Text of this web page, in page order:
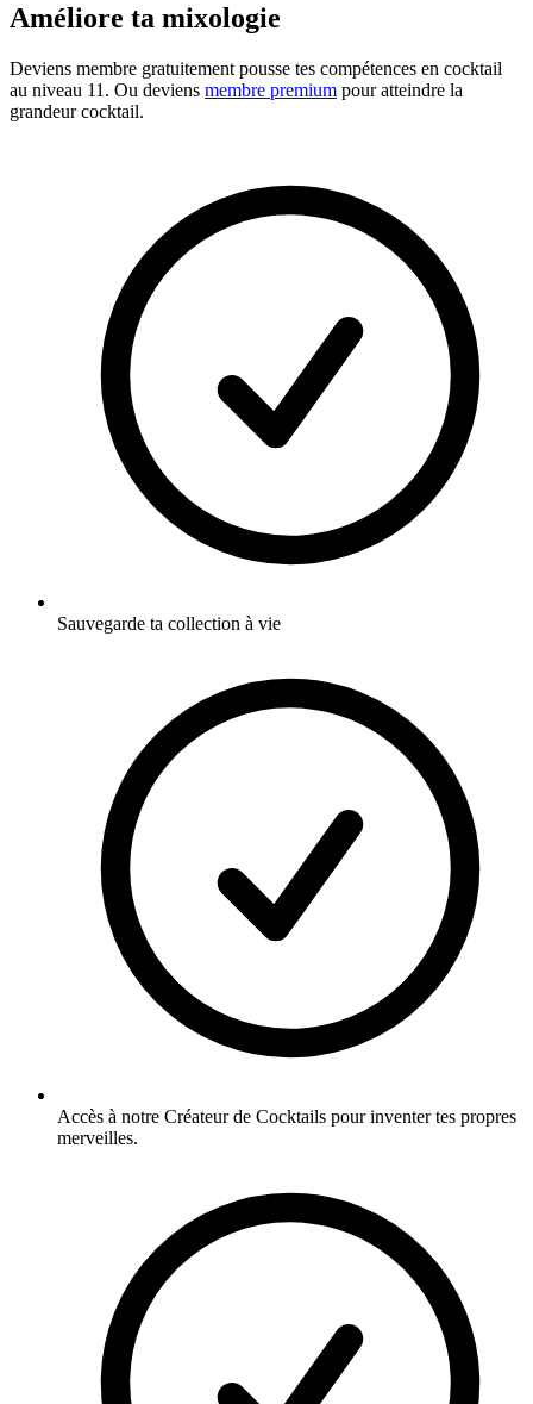
Améliore ta mixologie
Deviens membre gratuitement pousse tes compétences en cocktail
au niveau 11. Ou deviens membre premium pour atteindre la
grandeur cocktail.
Sauvegarde ta collection à vie
Accès à notre Créateur de Cocktails pour inventer tes propres
merveilles.